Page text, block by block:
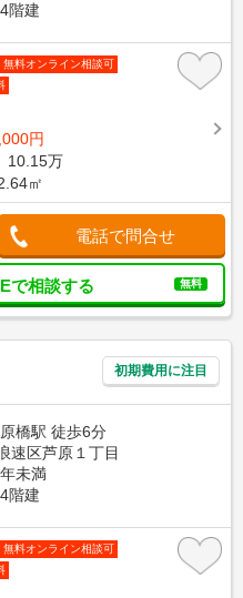
階建
無料オンライン相談可
円
10.15万
㎡
電話で問合せ
で相談する 無料
初期費用に注目
橋駅 徒歩6分
速区芦原１丁目
未満
階建
無料オンライン相談可